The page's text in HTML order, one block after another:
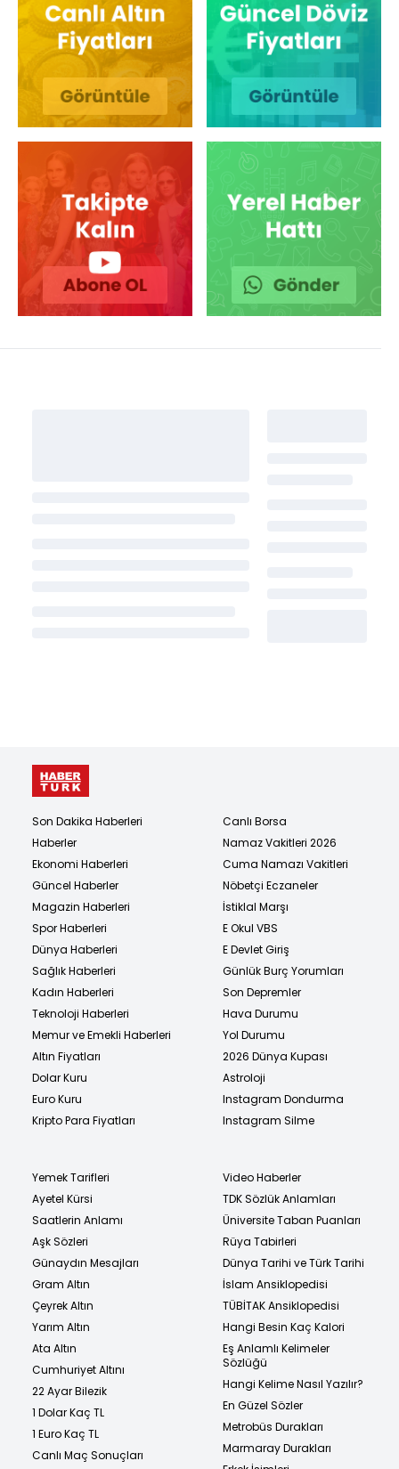
Son Dakika Haberleri
Haberler
Ekonomi Haberleri
Güncel Haberler
Magazin Haberleri
Spor Haberleri
Dünya Haberleri
Sağlık Haberleri
Kadın Haberleri
Teknoloji Haberleri
Memur ve Emekli Haberleri
Altın Fiyatları
Dolar Kuru
Euro Kuru
Kripto Para Fiyatları
Canlı Borsa
Namaz Vakitleri 2026
Cuma Namazı Vakitleri
Nöbetçi Eczaneler
İstiklal Marşı
E Okul VBS
E Devlet Giriş
Günlük Burç Yorumları
Son Depremler
Hava Durumu
Yol Durumu
2026 Dünya Kupası
Astroloji
Instagram Dondurma
Instagram Silme
Yemek Tarifleri
Ayetel Kürsi
Saatlerin Anlamı
Aşk Sözleri
Günaydın Mesajları
Gram Altın
Çeyrek Altın
Yarım Altın
Ata Altın
Cumhuriyet Altını
22 Ayar Bilezik
1 Dolar Kaç TL
1 Euro Kaç TL
Canlı Maç Sonuçları
Video Haberler
TDK Sözlük Anlamları
Üniversite Taban Puanları
Rüya Tabirleri
Dünya Tarihi ve Türk Tarihi
İslam Ansiklopedisi
TÜBİTAK Ansiklopedisi
Hangi Besin Kaç Kalori
Eş Anlamlı Kelimeler
Sözlüğü
Hangi Kelime Nasıl Yazılır?
En Güzel Sözler
Metrobüs Durakları
Marmaray Durakları